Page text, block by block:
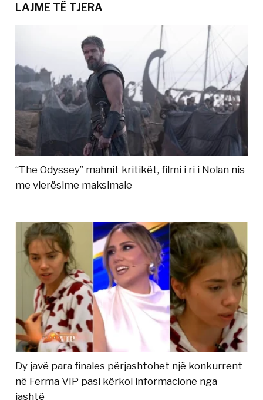
LAJME TË TJERA
“The Odyssey” mahnit kritikët, filmi i ri i Nolan nis
me vlerësime maksimale
Dy javë para finales përjashtohet një konkurrent
në Ferma VIP pasi kërkoi informacione nga
jashtë